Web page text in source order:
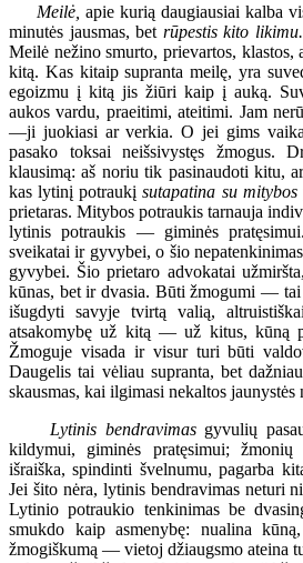
Meilė, apie kurią daugiausiai kalba
minutės jausmas, bet rūpestis kito likimu.
Meilė nežino smurto, prievartos, klastos,
kitą. Kas kitaip supranta meilę, yra
egoizmu į kitą jis žiūri kaip į auką.
aukos vardu, praeitimi, ateitimi. Jam
—ji juokiasi ar verkia. O jei gims
pasako toksai neišsivystęs žmogus.
klausimą: aš noriu tik pasinaudoti kitu,
kas lytinį potraukįsutapatina su mitybos
prietaras. Mitybos potraukis tarnauja
lytinis potraukis — giminės
sveikatai ir gyvybei, o šio
gyvybei. Šio prietaro advokatai
kūnas, bet ir dvasia. Būti žmogumi —
išugdyti savyje tvirtą valią,
atsakomybę už kitą — už kitus, kūną
Žmoguje visada ir visur turi būti
Daugelis tai vėliau supranta, bet
skausmas, kai ilgimasi nekaltos
Lytinis bendravimasgyvulių
kildymui, giminės pratęsimui;
išraiška, spindinti švelnumu, pagarba
Jei šito nėra, lytinis bendravimas neturi
Lytinio potraukio tenkinimas be
smukdo kaip asmenybę: nualina
žmogiškumą — vietoj džiaugsmo ateina